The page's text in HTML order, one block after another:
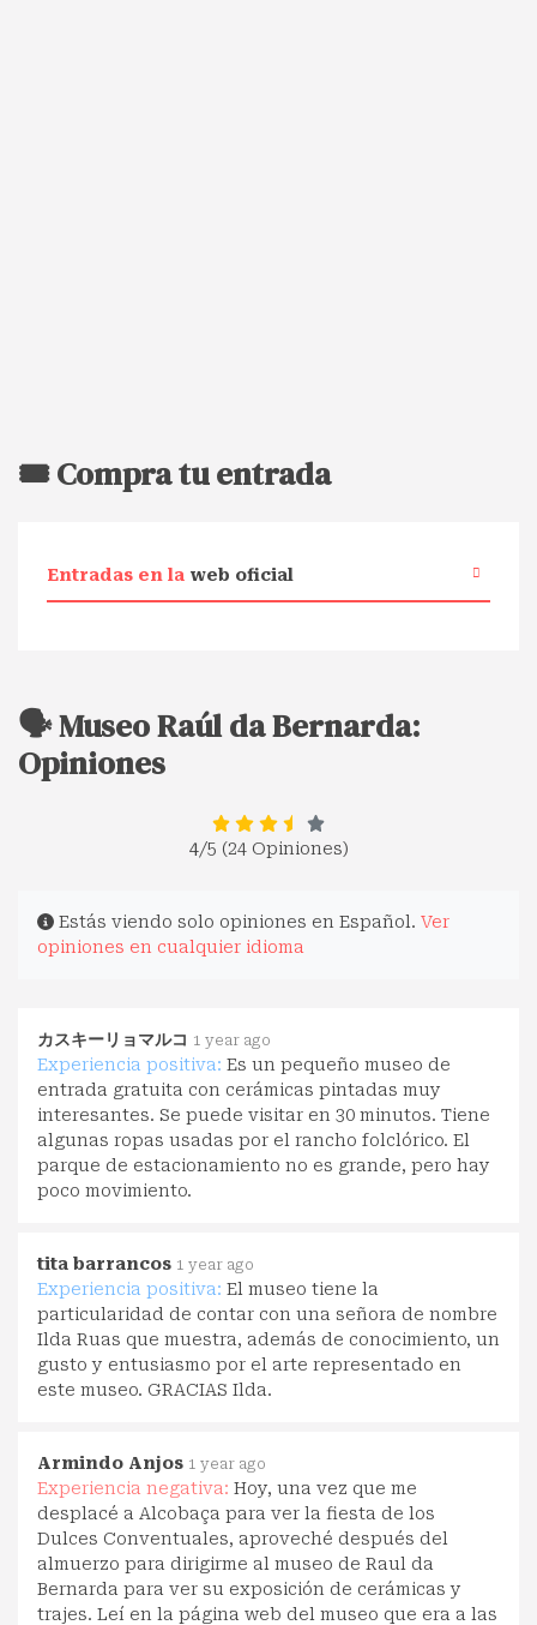
🎟️ Compra tu entrada
Entradas en la web oficial
🗣️ Museo Raúl da Bernarda:
Opiniones
4/5 (24 Opiniones)
Estás viendo solo opiniones en Español. Ver
opiniones en cualquier idioma
カスキーリョマルコ 1 year ago
Experiencia positiva: Es un pequeño museo de
entrada gratuita con cerámicas pintadas muy
interesantes. Se puede visitar en 30 minutos. Tiene
algunas ropas usadas por el rancho folclórico. El
parque de estacionamiento no es grande, pero hay
poco movimiento.
tita barrancos 1 year ago
Experiencia positiva: El museo tiene la
particularidad de contar con una señora de nombre
Ilda Ruas que muestra, además de conocimiento, un
gusto y entusiasmo por el arte representado en
este museo. GRACIAS Ilda.
Armindo Anjos 1 year ago
Experiencia negativa: Hoy, una vez que me
desplacé a Alcobaça para ver la fiesta de los
Dulces Conventuales, aproveché después del
almuerzo para dirigirme al museo de Raul da
Bernarda para ver su exposición de cerámicas y
trajes. Leí en la página web del museo que era a las